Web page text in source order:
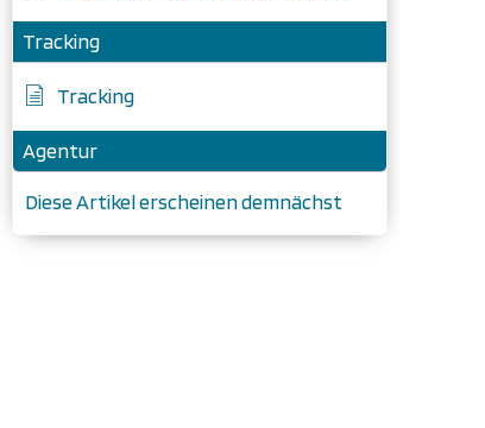
Tracking
Tracking
Agentur
Diese Artikel erscheinen demnächst